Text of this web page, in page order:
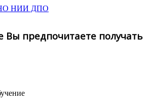
Вы предпочитаете получать